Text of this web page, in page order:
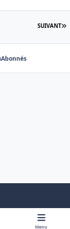
SUIVANT
Abonnés
x
Menu